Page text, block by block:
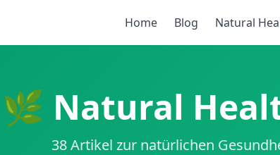
Home Blog Natural
🌿 Natural
38 Artikel zur natürlichen